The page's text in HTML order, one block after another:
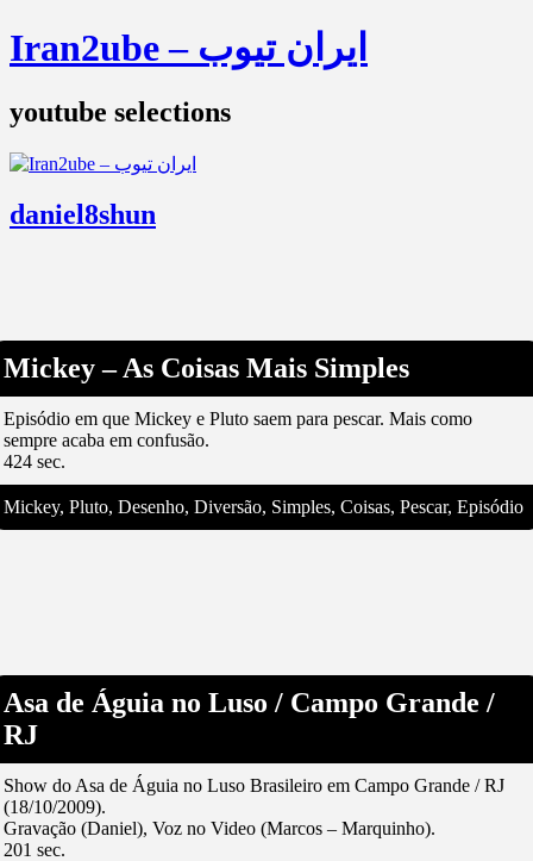
Iran2ube – ایران تیوب
youtube selections
daniel8shun
Mickey – As Coisas Mais Simples
Episódio em que Mickey e Pluto saem para pescar. Mais como
sempre acaba em confusão.
424 sec.
Mickey, Pluto, Desenho, Diversão, Simples, Coisas, Pescar, Episódio
Asa de Águia no Luso / Campo Grande /
RJ
Show do Asa de Águia no Luso Brasileiro em Campo Grande / RJ
(18/10/2009).
Gravação (Daniel), Voz no Video (Marcos – Marquinho).
201 sec.